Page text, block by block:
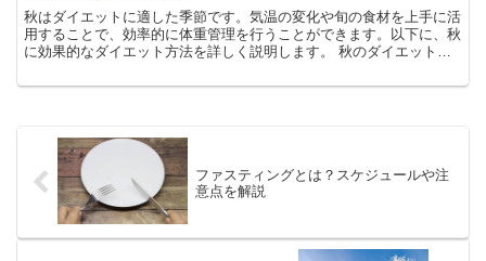
秋はダイエットに適した季節です。気温の変化や旬の食材を上手に活
用することで、効率的に体重管理を行うことができます。以下に、秋
に効果的なダイエット方法を詳しく説明します。 秋のダイエットが
ファスティングとは？スケジュールや注
意点を解説